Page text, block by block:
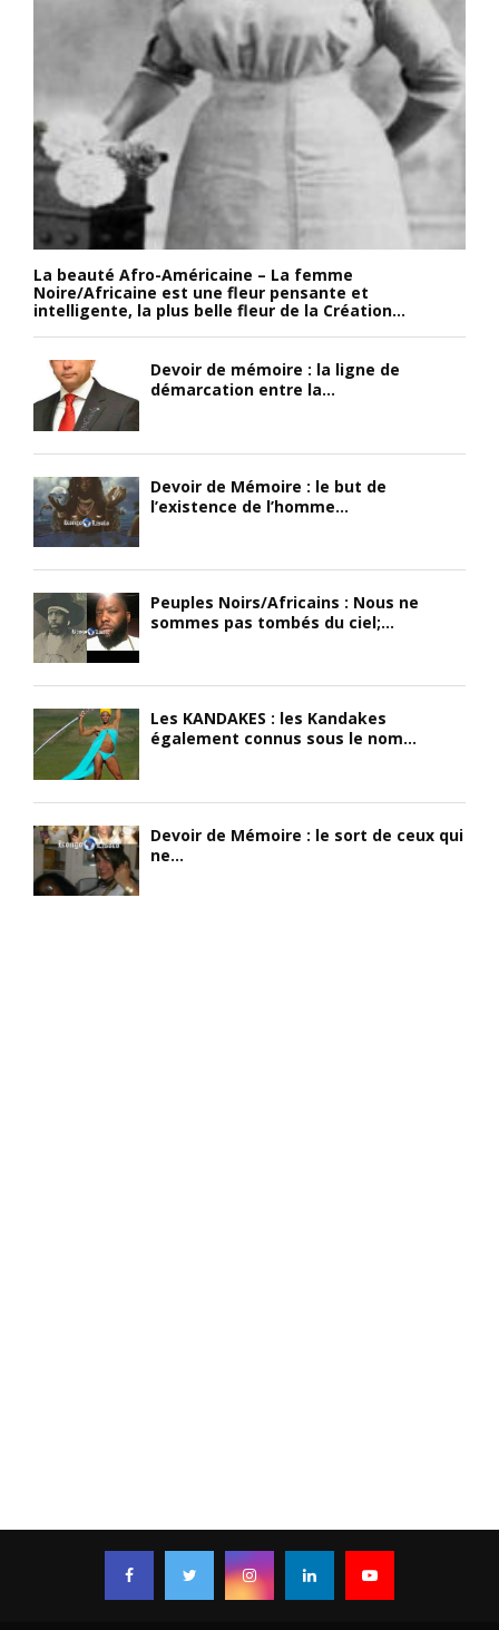
La beauté Afro-Américaine – La femme
Noire/Africaine est une fleur pensante et
intelligente, la plus belle fleur de la Création...
Devoir de mémoire : la ligne de
démarcation entre la...
Devoir de Mémoire : le but de
l’existence de l’homme...
Peuples Noirs/Africains : Nous ne
sommes pas tombés du ciel;...
Les KANDAKES : les Kandakes
également connus sous le nom...
Devoir de Mémoire : le sort de ceux qui
ne...